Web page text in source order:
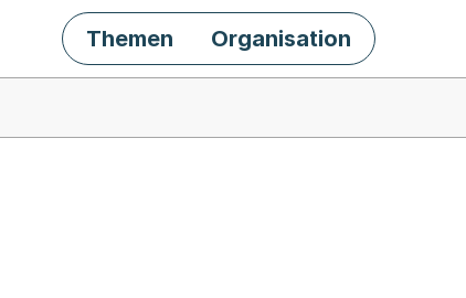
Themen Organisation